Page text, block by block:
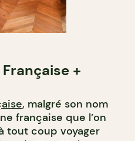
+
, malgré son nom
française que l’on
tout coup voyager